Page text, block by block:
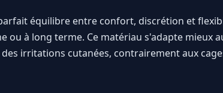
équilibre entre confort, discrétion et
ou à long terme. Ce matériau s'adapte mieux
irritations cutanées, contrairement aux